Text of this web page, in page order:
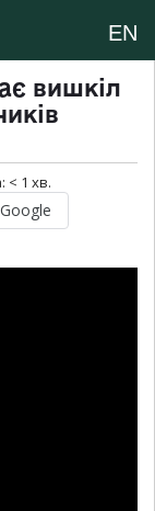
EN
вишкіл
< 1 хв.